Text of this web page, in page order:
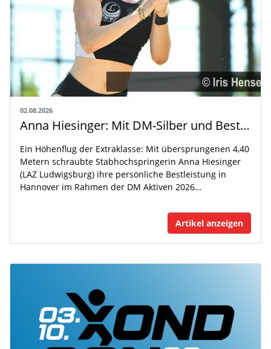
02.08.2026
Anna Hiesinger: Mit DM-Silber und Bestleistung zur U20-WM
Ein Höhenflug der Extraklasse: Mit übersprungenen 4,40
Metern schraubte Stabhochspringerin Anna Hiesinger
(LAZ Ludwigsburg) ihre persönliche Bestleistung in
Hannover im Rahmen der DM Aktiven 2026…
Artikel anzeigen